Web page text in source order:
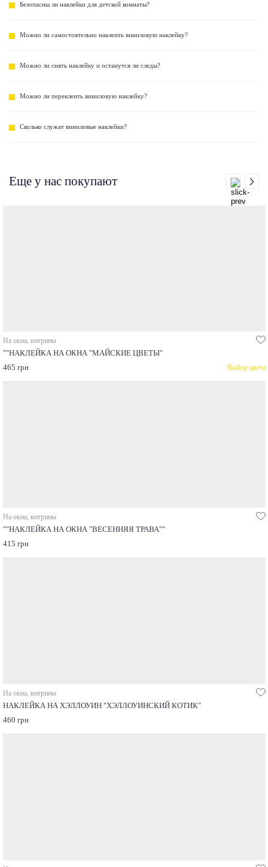
Безопасны ли наклейки для детской комнаты?
Можно ли самостоятельно наклеить виниловую наклейку?
Можно ли снять наклейку и останутся ли следы?
Можно ли переклеить виниловую наклейку?
Сколько служат виниловые наклейки?
Еще у нас покупают
На окна, витрины
""НАКЛЕЙКА НА ОКНА "МАЙСКИЕ ЦВЕТЫ"
465 грн
Выбор цвета
На окна, витрины
""НАКЛЕЙКА НА ОКНА "ВЕСЕННЯЯ ТРАВА""
415 грн
На окна, витрины
НАКЛЕЙКА НА ХЭЛЛОУИН "ХЭЛЛОУИНСКИЙ КОТИК"
460 грн